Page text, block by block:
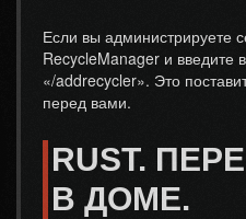
Если вы администрируете
RecycleManager и введите
«/addrecycler». Это
перед вами.
RUST.
В ДОМЕ.